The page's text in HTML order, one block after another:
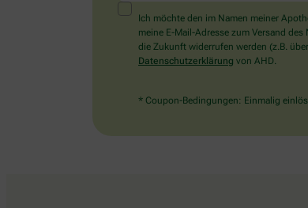
Ich möchte den im Namen meiner
meine E-Mail-Adresse zum Versand
die Zukunft widerrufen werden (z.B.
Datenschutzerklärung von AHD.
* Coupon-Bedingungen: Einmalig